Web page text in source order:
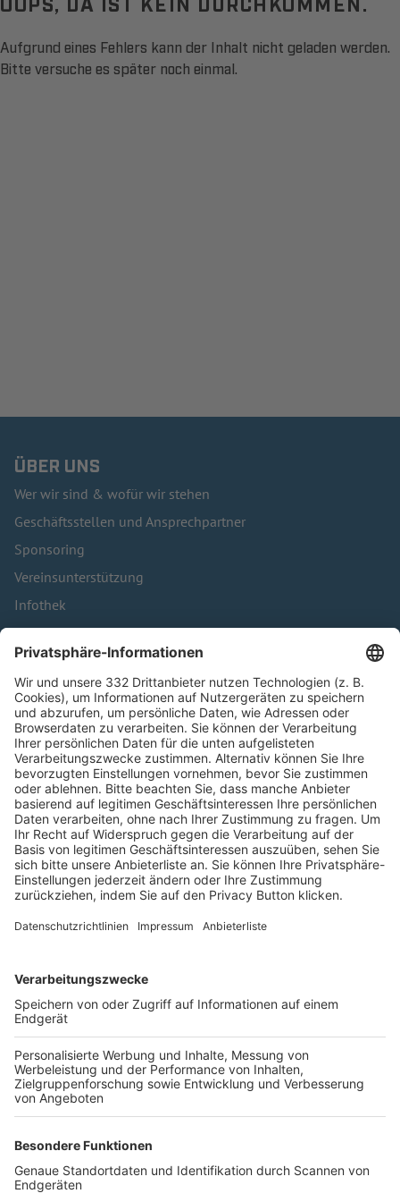
Aufgrund eines Fehlers kann der Inhalt nicht geladen werden.
Bitte versuche es später noch einmal.
ÜBER UNS
Wer wir sind & wofür wir stehen
Geschäftsstellen und Ansprechpartner
Sponsoring
Vereinsunterstützung
Infothek
Kontakt
HÄUFIG BESUCHTE SEITEN
Pässe und Vereinswechsel
Trainerausbildung
Schulungsangebot Vereinsmitarbeiter
BFV-Geschäftsstellen
Trainerbörse
Login SpielPlus
FOLGE DEM BFV
TOP-VEREINE
TOP-PARTNER